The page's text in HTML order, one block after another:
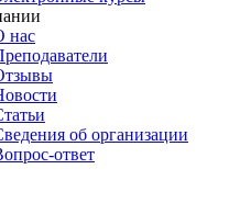
нас
об организации
ответ